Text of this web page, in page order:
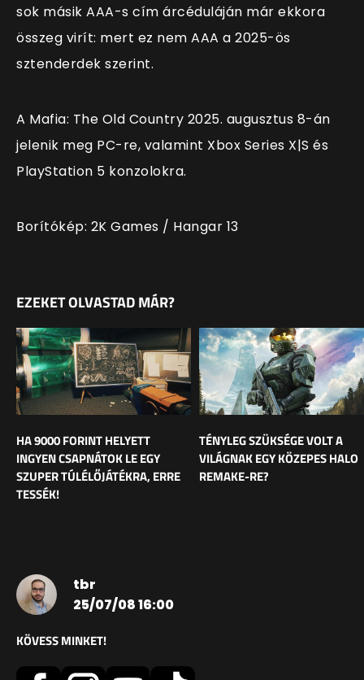
sok másik AAA-s cím árcéduláján már ekkora
összeg virít: mert ez nem AAA a 2025-ös
sztenderdek szerint.
A Mafia: The Old Country 2025. augusztus 8-án
jelenik meg PC-re, valamint Xbox Series X|S és
PlayStation 5 konzolokra.
Borítókép: 2K Games / Hangar 13
EZEKET OLVASTAD MÁR?
HA 9000 FORINT HELYETT
INGYEN CSAPNÁTOK LE EGY
SZUPER TÚLÉLŐJÁTÉKRA, ERRE
TESSÉK!
TÉNYLEG SZÜKSÉGE VOLT A
VILÁGNAK EGY KÖZEPES HALO
REMAKE-RE?
tbr
25/07/08 16:00
KÖVESS MINKET!